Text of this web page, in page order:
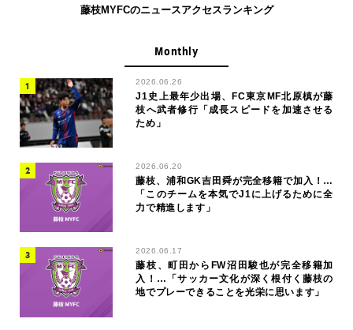
藤枝MYFCのニュースアクセスランキング
Monthly
2026.06.26
J1史上最年少出場、FC東京MF北原槙が藤
枝へ武者修行「成長スピードを加速させる
ため」
2026.06.20
藤枝、浦和GK吉田舜が完全移籍で加入！…
「このチームを本気でJ1に上げるために全
力で精進します」
2026.06.17
藤枝、町田からFW沼田駿也が完全移籍加
入！…「サッカー文化が深く根付く藤枝の
地でプレーできることを光栄に思います」